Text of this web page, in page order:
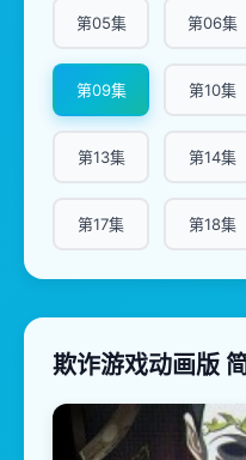
第05集 第06集
第09集 第10集
第13集 第14集
第17集 第18集
欺诈游戏动画版